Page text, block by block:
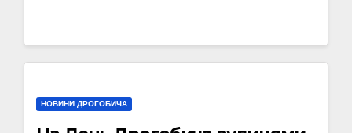
НОВИНИ ДРОГОБИЧА